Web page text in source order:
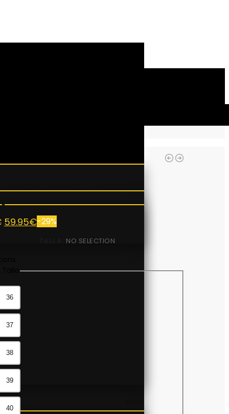
59.95€-29%
NO SELECTION
36
37
38
39
40